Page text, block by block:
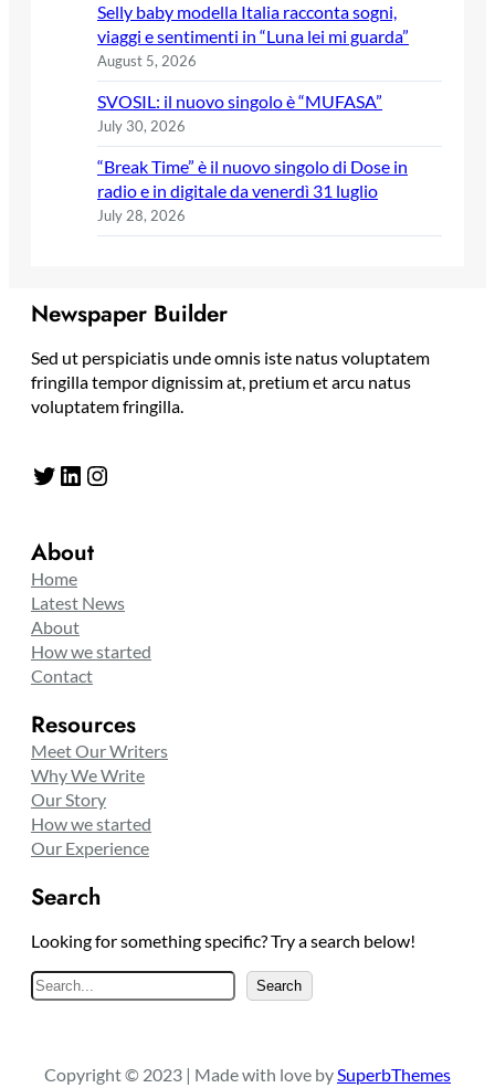
Selly baby modella Italia racconta sogni,
viaggi e sentimenti in “Luna lei mi guarda”
August 5, 2026
SVOSIL: il nuovo singolo è “MUFASA”
July 30, 2026
“Break Time” è il nuovo singolo di Dose in
radio e in digitale da venerdì 31 luglio
July 28, 2026
Newspaper Builder
Sed ut perspiciatis unde omnis iste natus voluptatem
fringilla tempor dignissim at, pretium et arcu natus
voluptatem fringilla.
Twitter LinkedIn Instagram
About
Home
Latest News
About
How we started
Contact
Resources
Meet Our Writers
Why We Write
Our Story
How we started
Our Experience
Search
Looking for something specific? Try a search below!
S
e
c
Search
Copyright © 2023 | Made with love bySuperbThemes